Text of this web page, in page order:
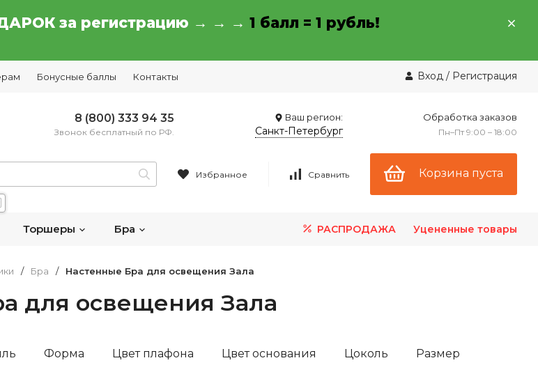
за регистрацию → → → 1 балл = 1 рубль!
Бонусные баллы Контакты Вход / Регистрация
8 (800) 333 94 35
Звонок бесплатный по РФ.
Ваш регион:
Санкт-Петербург
Обработка заказов
Пн–Пт 9:00 – 18:00
Избранное Сравнить Корзина пуста
Торшеры Бра РАСПРОДАЖА Уцененные товары
/ Бра / Настенные Бра для освещения Зала
для освещения Зала
Форма Цвет плафона Цвет основания Цоколь Размер